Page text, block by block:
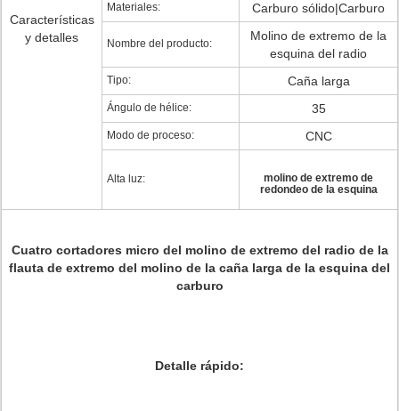
Características
y detalles
Materiales: Carburo sólido|Carburo
Nombre del producto:
Molino de extremo de la
esquina del radio
Tipo: Caña larga
Ángulo de hélice: 35
Modo de proceso: CNC
Alta luz:
molino de extremo de
redondeo de la esquina
Cuatro cortadores micro del molino de extremo del radio de la
flauta de extremo del molino de la caña larga de la esquina del
carburo
Detalle rápido: